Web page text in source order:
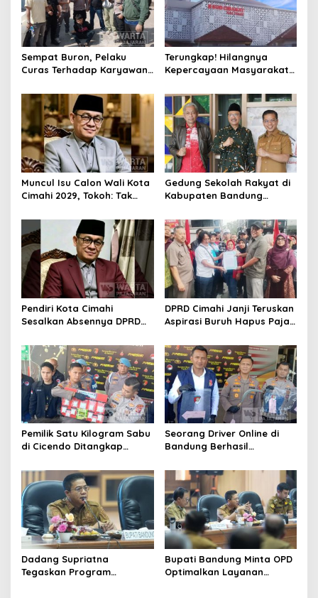
Sempat Buron, Pelaku
Curas Terhadap Karyawan
Ditangkap Polisi
Terungkap! Hilangnya
Kepercayaan Masyarakat
Rebranding RSUD Cibabat
Muncul Isu Calon Wali Kota
Cimahi 2029, Tokoh: Tak
Legitimasi Parpol
Gedung Sekolah Rakyat di
Kabupaten Bandung
Siap Tampung Dua Ribu
Siswa
Pendiri Kota Cimahi
Sesalkan Absennya DPRD
Rebranding RSUD Cibabat
DPRD Cimahi Janji Teruskan
Aspirasi Buruh Hapus Pajak
dan DPR
Pemilik Satu Kilogram Sabu
di Cicendo Ditangkap
Seorang Driver Online di
Bandung Berhasil
Pelaku Pencurian
Dadang Supriatna
Tegaskan Program
Bupati Bandung Minta OPD
Optimalkan Layanan